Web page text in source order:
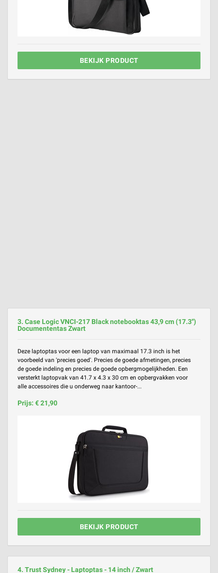
BEKIJK PRODUCT
3. Case Logic VNCI-217 Black notebooktas 43,9 cm (17.3'')
Documententas Zwart
Deze laptoptas voor een laptop van maximaal 17.3 inch is het
voorbeeld van 'precies goed'. Precies de goede afmetingen, precies
de goede indeling en precies de goede opbergmogelijkheden. Een
versterkt laptopvak van 41.7 x 4.3 x 30 cm en opbergvakken voor
alle accessoires die u onderweg naar kantoor-...
Prijs: € 21,90
BEKIJK PRODUCT
4. Trust Sydney - Laptoptas - 14 inch / Zwart